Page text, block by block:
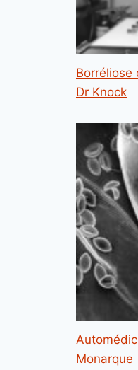
Borréliose
Dr Knock
Monarque